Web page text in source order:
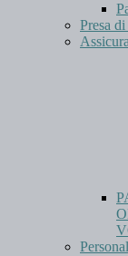
Presa